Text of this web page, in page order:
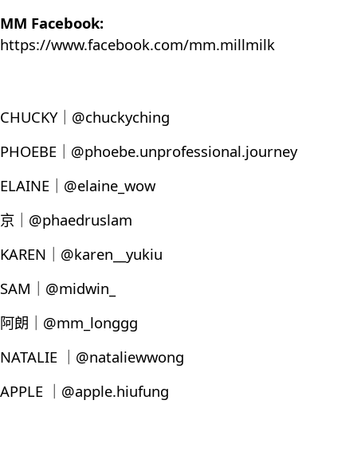
MM Facebook:
https://www.facebook.com/mm.millmilk
CHUCKY｜@chuckyching
PHOEBE｜@phoebe.unprofessional.journey
ELAINE｜@elaine_wow
京｜@phaedruslam
KAREN｜@karen__yukiu
SAM｜@midwin_
阿朗｜@mm_longgg
NATALIE ｜@nataliewwong
APPLE ｜@apple.hiufung